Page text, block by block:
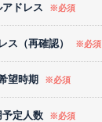
アドレス ※必須
ス（再確認） ※必須
望時期 ※必須
予定人数 ※必須